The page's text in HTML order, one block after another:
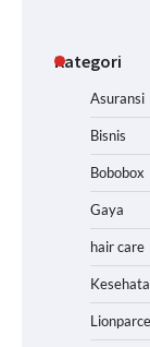
Kategori
Asuransi
Bisnis
Bobobox
Gaya
hair care